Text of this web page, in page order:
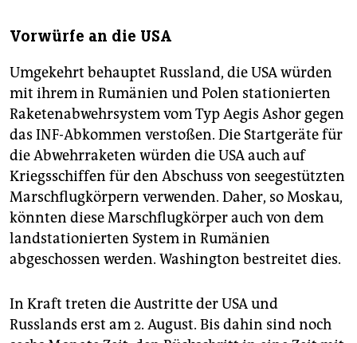
Vorwürfe an die USA
Umgekehrt behauptet Russland, die USA würden
mit ihrem in Rumänien und Polen stationierten
Raketenabwehrsystem vom Typ Aegis Ashor gegen
das INF-Abkommen verstoßen. Die Startgeräte für
die Abwehrraketen würden die USA auch auf
Kriegsschiffen für den Abschuss von seegestützten
Marschflugkörpern verwenden. Daher, so Moskau,
könnten diese Marschflugkörper auch von dem
landstationierten System in Rumänien
abgeschossen werden. Washington bestreitet dies.
In Kraft treten die Austritte der USA und
Russlands erst am 2. August. Bis dahin sind noch